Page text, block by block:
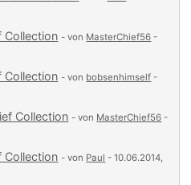
Collection - von MasterChief56 -
Collection - von bobsenhimself -
Collection - von MasterChief56 -
Collection - von Paul - 10.06.2014,